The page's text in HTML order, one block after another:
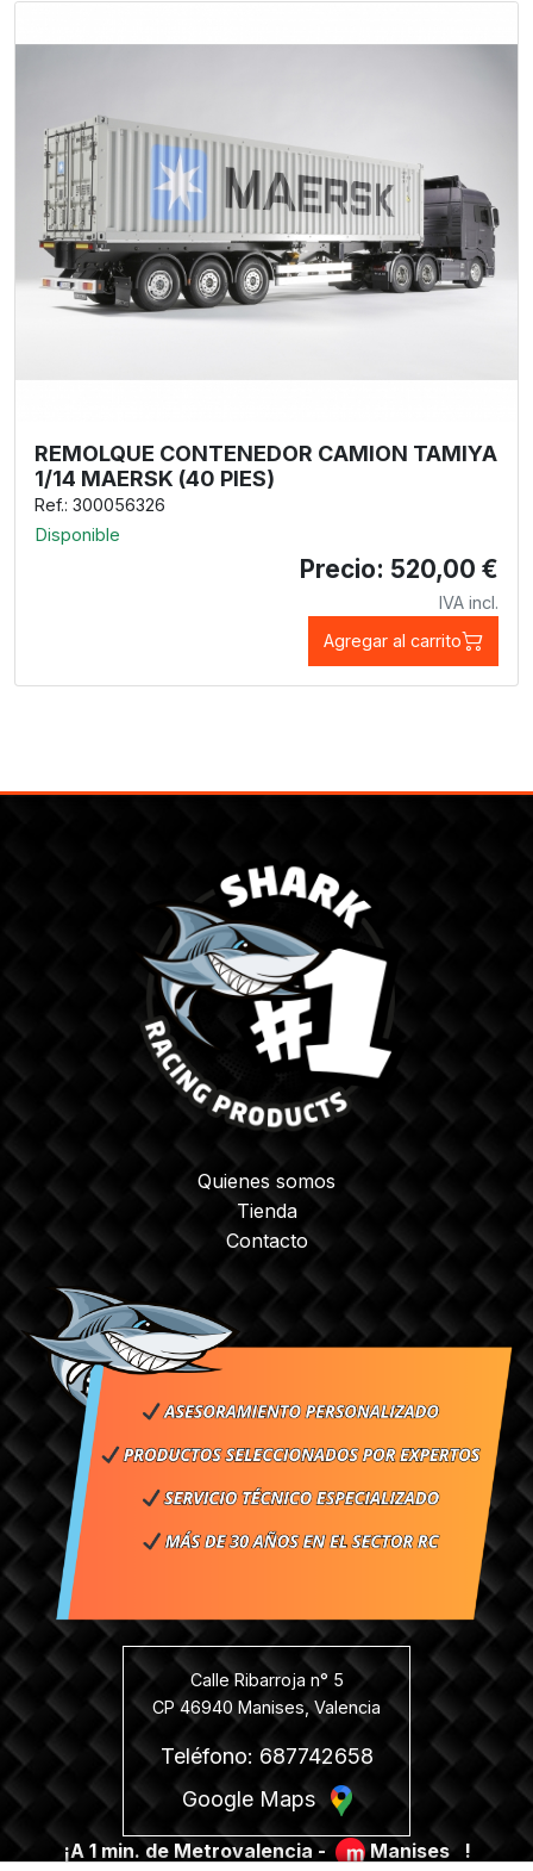
REMOLQUE CONTENEDOR CAMION TAMIYA
1/14 MAERSK (40 PIES)
Ref.: 300056326
Disponible
Precio: 520,00 €
IVA incl.
Agregar al carrito
Quienes somos
Tienda
Contacto
Calle Ribarroja n° 5
CP 46940 Manises, Valencia
Teléfono: 687742658
Google Maps
¡A 1 min. de Metrovalencia - Manises !